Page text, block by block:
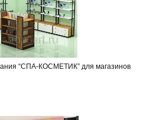
“СПА-КОСМЕТИК” для магазинов